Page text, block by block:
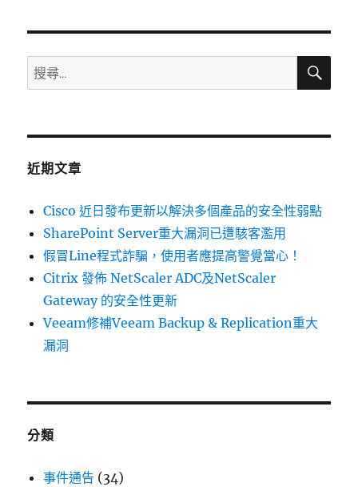
搜
尋
鍵
搜
近期文章
Cisco 近日發布更新以解決多個產品的安全性弱點
SharePoint Server重大漏洞已遭駭客濫用
假冒Line程式詐騙，使用者應提高警覺當心！
Citrix 發佈 NetScaler ADC及NetScaler
Gateway 的安全性更新
Veeam修補Veeam Backup & Replication重大
漏洞
分類
事件通告 (34)